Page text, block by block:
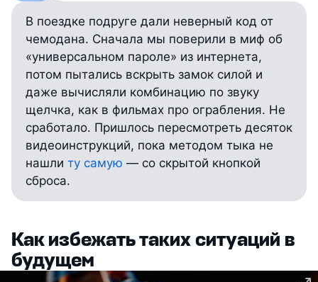
В поездке подруге дали неверный код от
чемодана. Сначала мы поверили в миф об
«универсальном пароле» из интернета,
потом пытались вскрыть замок силой и
даже вычисляли комбинацию по звуку
щелчка, как в фильмах про ограбления. Не
сработало. Пришлось пересмотреть десяток
видеоинструкций, пока методом тыка не
нашли ту самую — со скрытой кнопкой
сброса.
Как избежать таких ситуаций в
будущем